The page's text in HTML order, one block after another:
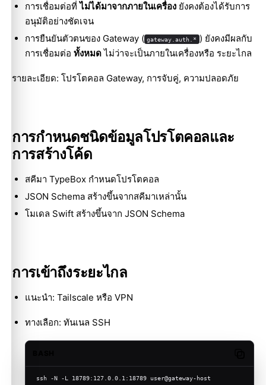
การเชื่อมต่อที่ไม่ได้มาจากภายในเครื่องยังคงต้องได้รับการ
อนุมัติอย่างชัดเจน
การยืนยันตัวตนของ Gateway ( gateway.auth.* ) ยังคงมีผลกับ
การเชื่อมต่อ ทั้งหมดไม่ว่าจะเป็นภายในเครื่องหรือ ระยะไกล
รายละเอียด: โปรโตคอล Gateway, การจับคู่, ความปลอดภัย
การกำหนดชนิดข้อมูลโปรโตคอลและ
การสร้างโค้ด
สคีมา TypeBox กำหนดโปรโตคอล
JSON Schema สร้างขึ้นจากสคีมาเหล่านั้น
โมเดล Swift สร้างขึ้นจาก JSON Schema
การเข้าถึงระยะไกล
แนะนำ: Tailscale หรือ VPN
ทางเลือก: ทันเนล SSH
ssh -N -L 18789:127.0.0.1:18789 user@gateway-host